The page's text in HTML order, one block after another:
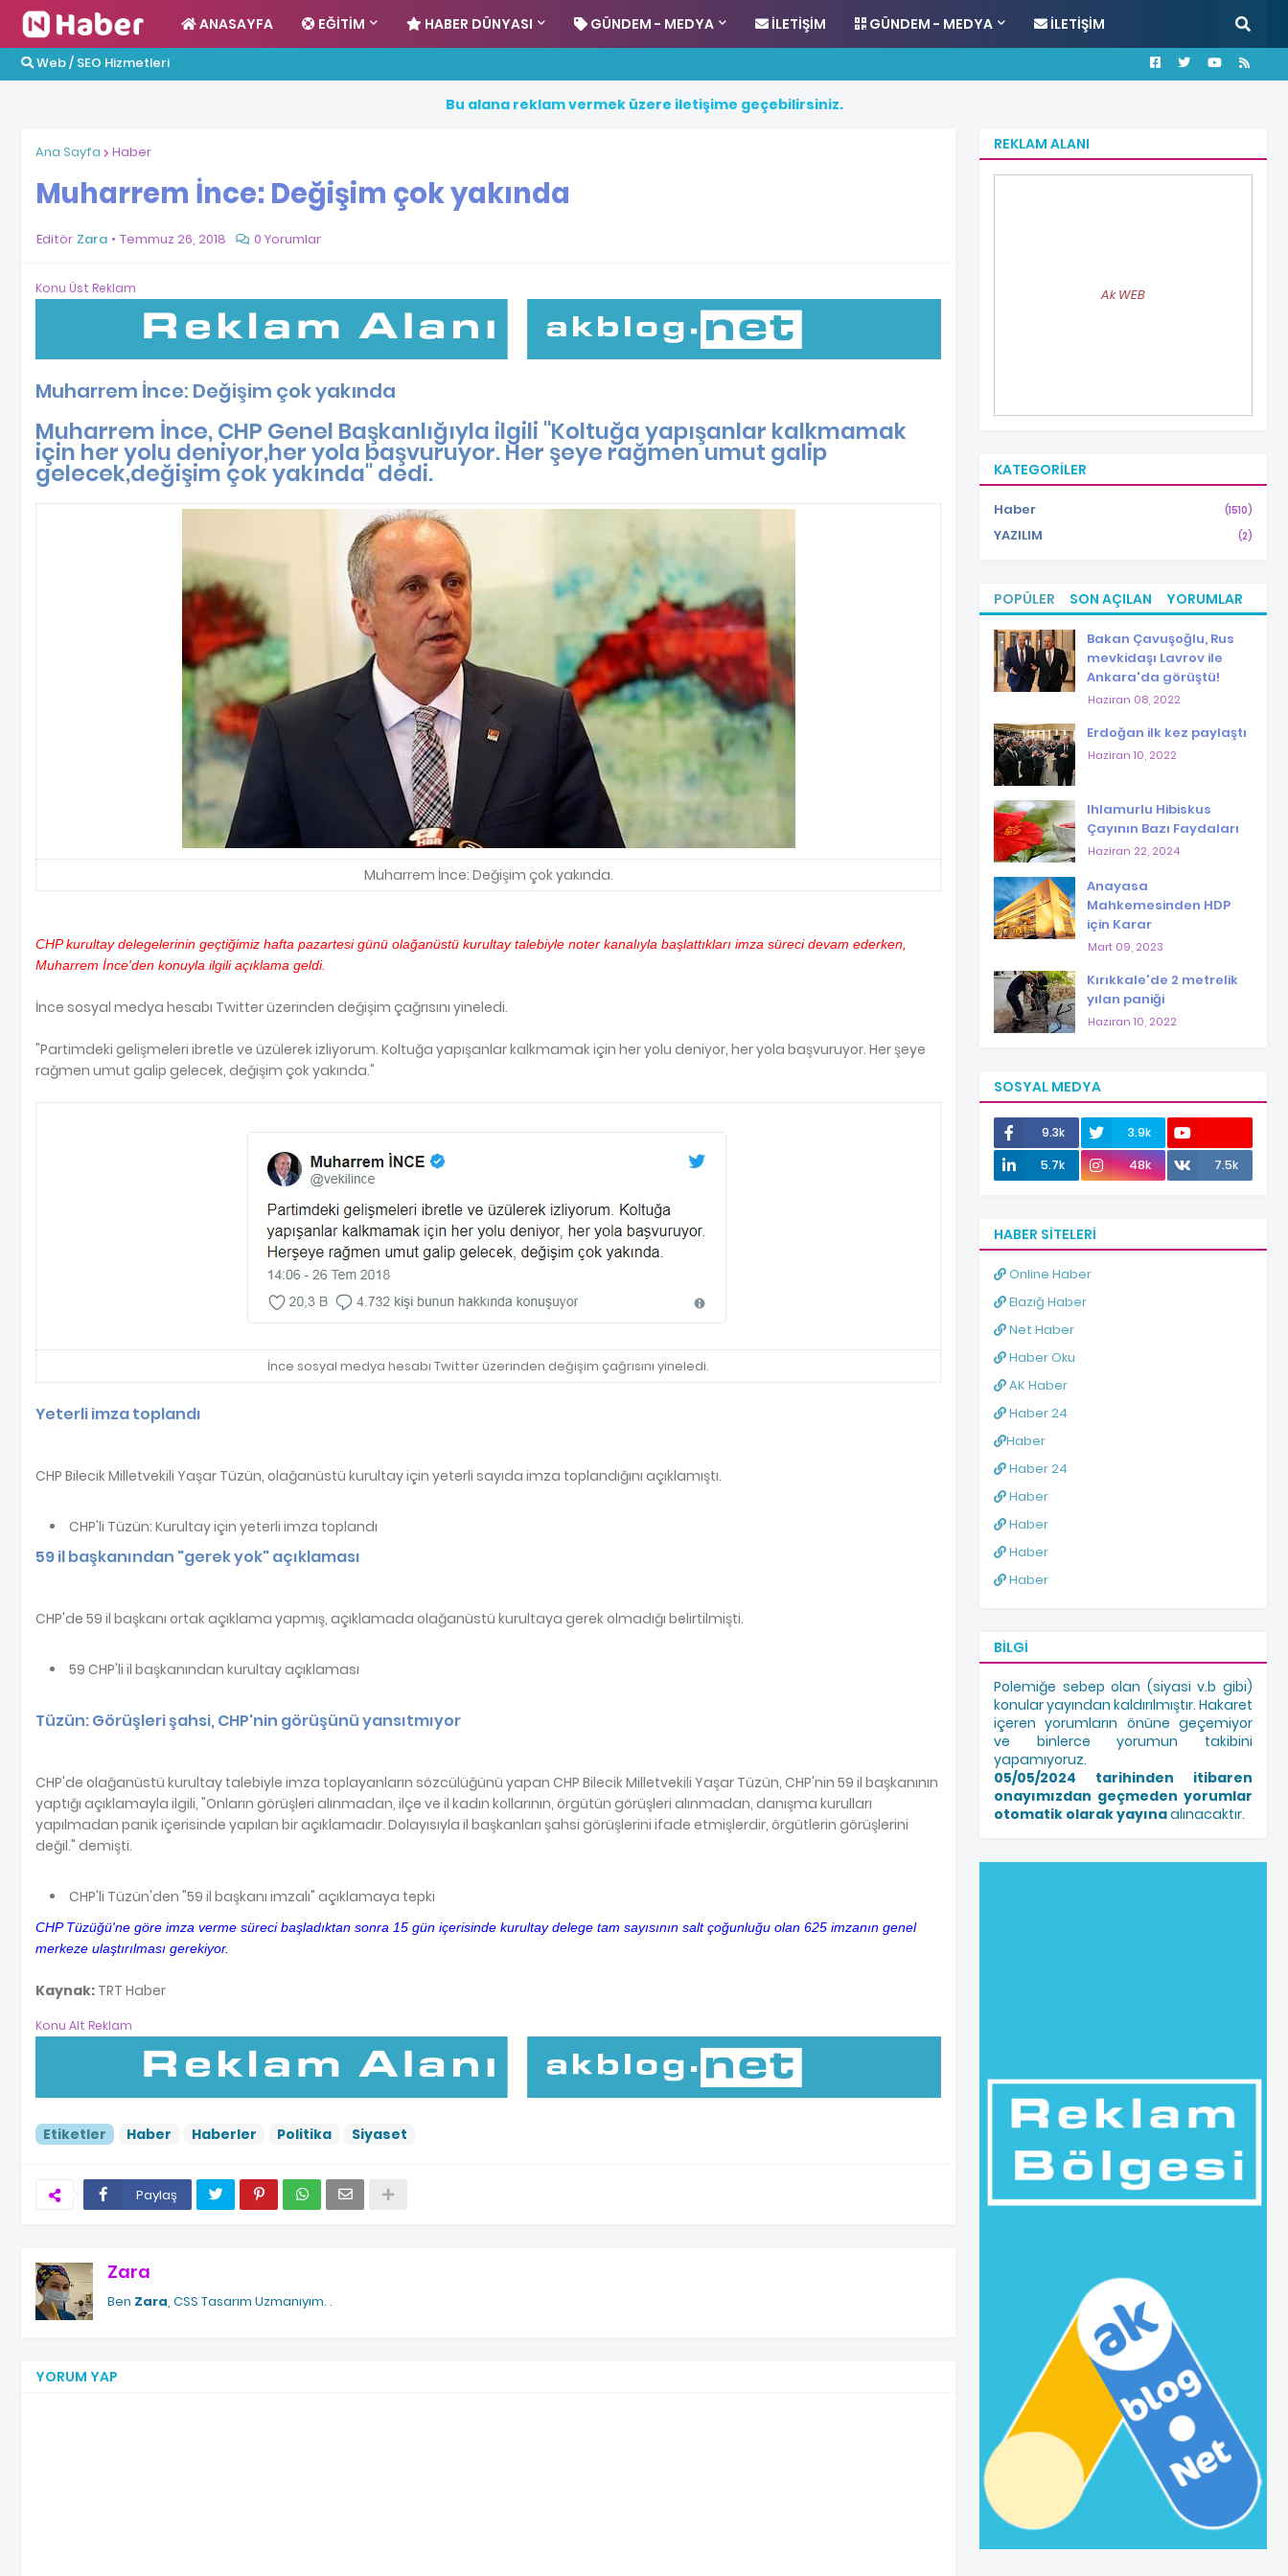
ANASAYFA EĞITIM HABER DÜNYASI GÜNDEM - MEDYA İLETIŞIM GÜNDEM - MEDYA İLETIŞIM
Web / SEO Hizmetleri
Bu alana reklamvermek üzere iletişime geçebilirsiniz.
Ana Sayfa Haber
Muharrem İnce: Değişim çok yakında
Editör Zara Temmuz 26, 2018 0 Yorumlar
Konu Üst Reklam
Muharrem İnce: Değişim çok yakında
Muharrem İnce, CHP Genel Başkanlığıyla ilgili "Koltuğa yapışanlar kalkmamak
için her yolu deniyor,her yola başvuruyor. Her şeye rağmen umut galip
gelecek,değişim çok yakında" dedi.
Muharrem İnce: Değişim çok yakında.
CHP kurultay delegelerinin geçtiğimiz hafta pazartesi günü olağanüstü kurultay talebiyle noter kanalıyla başlattıkları imza süreci devam ederken,
Muharrem İnce'den konuyla ilgili açıklama geldi.
İnce sosyal medya hesabı Twitter üzerinden değişim çağrısını yineledi.
"Partimdeki gelişmeleri ibretle ve üzülerek izliyorum. Koltuğa yapışanlar kalkmamak için her yolu deniyor, her yola başvuruyor. Her şeye
rağmen umut galip gelecek, değişim çok yakında."
İnce sosyal medya hesabı Twitter üzerinden değişim çağrısını yineledi.
Yeterli imza toplandı
CHP Bilecik Milletvekili Yaşar Tüzün, olağanüstü kurultay için yeterli sayıda imza toplandığını açıklamıştı.
CHP'li Tüzün: Kurultay için yeterli imza toplandı
59 il başkanından "gerek yok" açıklaması
CHP'de 59 il başkanı ortak açıklama yapmış, açıklamada olağanüstü kurultaya gerek olmadığı belirtilmişti.
59 CHP'li il başkanından kurultay açıklaması
Tüzün: Görüşleri şahsi, CHP'nin görüşünü yansıtmıyor
CHP'de olağanüstü kurultay talebiyle imza toplayanların sözcülüğünü yapan CHP Bilecik Milletvekili Yaşar Tüzün, CHP'nin 59 il başkanının
yaptığı açıklamayla ilgili, "Onların görüşleri alınmadan, ilçe ve il kadın kollarının, örgütün görüşleri alınmadan, danışma kurulları
yapılmadan panik içerisinde yapılan bir açıklamadır. Dolayısıyla il başkanları şahsi görüşlerini ifade etmişlerdir, örgütlerin görüşlerini
değil." demişti.
CHP'li Tüzün'den "59 il başkanı imzalı" açıklamaya tepki
CHP Tüzüğü'ne göre imza verme süreci başladıktan sonra 15 gün içerisinde kurultay delege tam sayısının salt çoğunluğu olan 625 imzanın genel
merkeze ulaştırılması gerekiyor.
Kaynak: TRT Haber
Konu Alt Reklam
Etiketler Haber Haberler Politika Siyaset
Paylaş
Zara
Ben Zara , CSS Tasarım Uzmanıyım. .
YORUM YAP
REKLAM ALANI
Ak WEB
KATEGORILER
Haber (1510)
YAZILIM (2)
POPÜLER SON AÇILAN YORUMLAR
Bakan Çavuşoğlu, Rus
mevkidaşı Lavrov ile
Ankara'da görüştü!
Haziran 08, 2022
Erdoğan ilk kez paylaştı
Haziran 10, 2022
Ihlamurlu Hibiskus
Çayının Bazı Faydaları
Haziran 22, 2024
Anayasa
Mahkemesinden HDP
için Karar
Mart 09, 2023
Kırıkkale'de 2 metrelik
yılan paniği
Haziran 10, 2022
SOSYAL MEDYA
9.3k
3.9k
12.0k
5.7k 48k 7.5k
HABER SITELERI
Online Haber
Elazığ Haber
Net Haber
Haber Oku
AK Haber
Haber 24
Haber
Haber 24
Haber
Haber
Haber
Haber
BILGI
Polemiğe sebep olan (siyasi v.b gibi)
konular yayından kaldırılmıştır. Hakaret
içeren yorumların önüne geçemiyor
ve binlerce yorumun takibini
yapamıyoruz.
05/05/2024 tarihinden itibaren
onayımızdan geçmeden yorumlar
otomatik olarak yayınaalınacaktır.